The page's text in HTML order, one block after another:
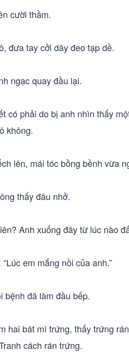
cười thầm.
đưa tay cởi dây đeo tạp dề.
ngạc quay đầu lại.
phải do bị anh nhìn thấy
không.
lên, mái tóc bồng bềnh vừa
thấy đâu nhở.
Anh xuống đây từ lúc nào
em mắng nồi của anh.”
bệnh đã làm đầu bếp.
bát mì trứng, thấy trứng
cách rán trứng.